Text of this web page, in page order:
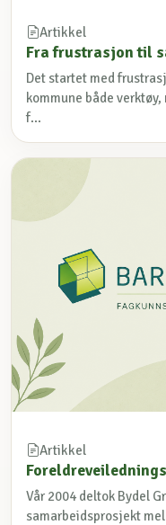
Artikkel
Fra frustrasjon til
Det startet med
kommune både
f...
Artikkel
Vår 2004 deltok Bydel
samarbeidsprosjekt